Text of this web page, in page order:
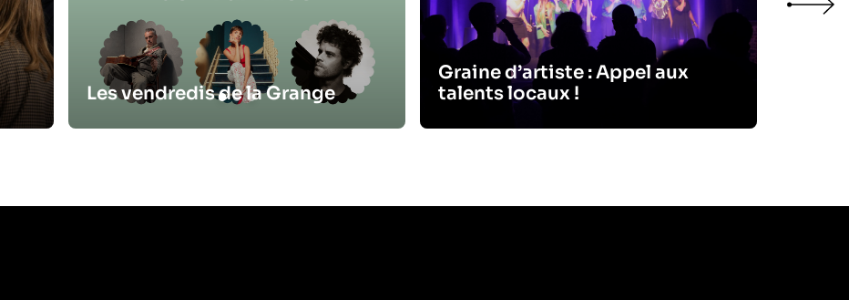
Les vendredis de la Grange
Graine d’artiste : Appel aux
talents locaux !